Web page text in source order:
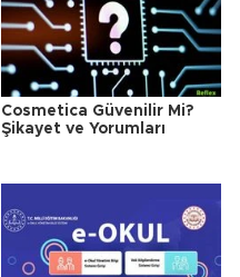
Cosmetica Güvenilir Mi?
Şikayet ve Yorumları